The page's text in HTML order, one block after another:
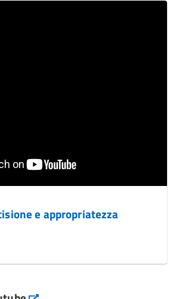
e appropriatezza